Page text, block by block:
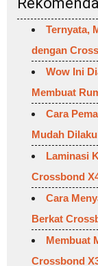
Ternyata,
dengan
Wow Ini
Membuat
Cara
Mudah
Laminasi
Crossbond
Cara
Berkat
Membuat
Crossbond